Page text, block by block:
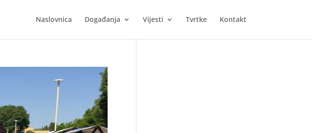
Naslovnica Događanja Vijesti Tvrtke Kontakt